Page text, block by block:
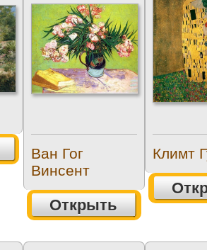
Ван Гог
Винсент
Открыть
Климт